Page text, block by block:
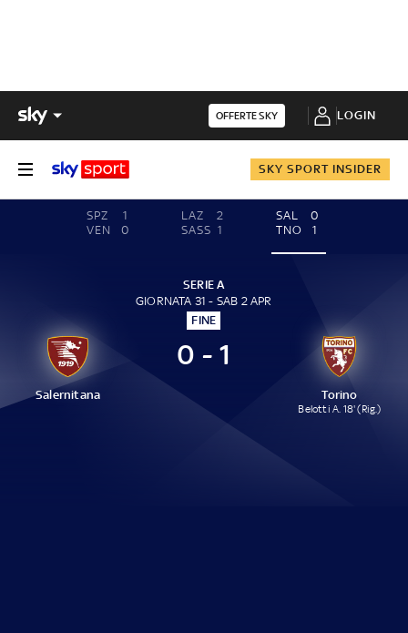
OFFERTE SKY LOGIN
SKY SPORT INSIDER
SPZ
1
VEN
0
LAZ
2
SASS 1
SAL
0
TNO
1
SERIE A
GIORNATA 31 - SAB 2 APR
FINE
Salernitana
0 - 1
Torino
Belotti A. 18' (Rig.)